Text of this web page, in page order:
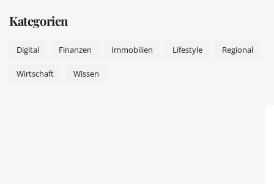
Kategorien
Digital Finanzen Immobilien Lifestyle Regional
Wirtschaft Wissen